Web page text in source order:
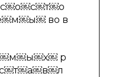
во в
р